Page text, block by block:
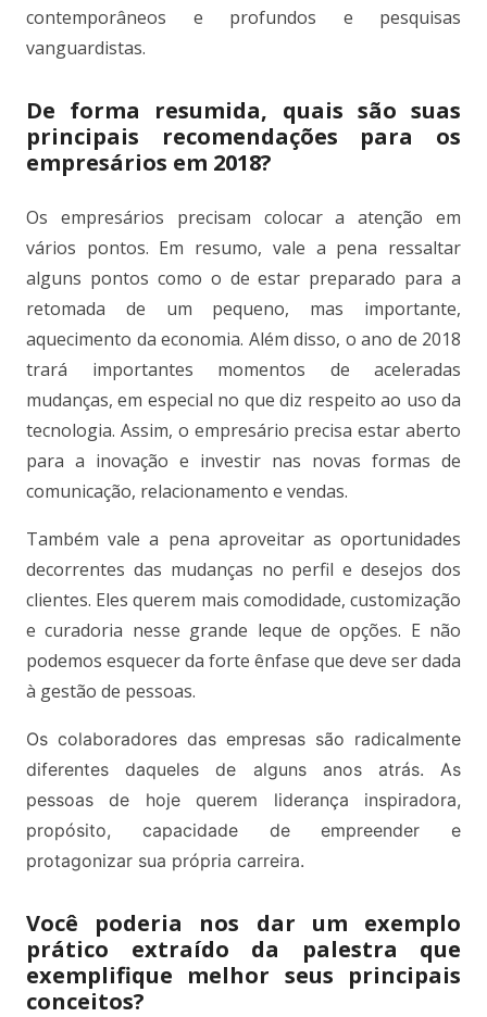
contemporâneos e profundos e pesquisas
vanguardistas.
De forma resumida, quais são suas
principais recomendações para os
empresários em 2018?
Os empresários precisam colocar a atenção em
vários pontos. Em resumo, vale a pena ressaltar
alguns pontos como o de estar preparado para a
retomada de um pequeno, mas importante,
aquecimento da economia. Além disso, o ano de 2018
trará importantes momentos de aceleradas
mudanças, em especial no que diz respeito ao uso da
tecnologia. Assim, o empresário precisa estar aberto
para a inovação e investir nas novas formas de
comunicação, relacionamento e vendas.
Também vale a pena aproveitar as oportunidades
decorrentes das mudanças no perfil e desejos dos
clientes. Eles querem mais comodidade, customização
e curadoria nesse grande leque de opções. E não
podemos esquecer da forte ênfase que deve ser dada
à gestão de pessoas.
Os colaboradores das empresas são radicalmente
diferentes daqueles de alguns anos atrás. As
pessoas de hoje querem liderança inspiradora,
propósito, capacidade de empreender e
protagonizar sua própria carreira.
Você poderia nos dar um exemplo
prático extraído da palestra que
exemplifique melhor seus principais
conceitos?